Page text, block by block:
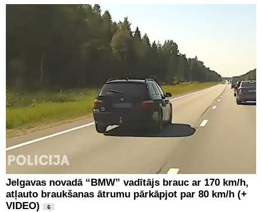
Jelgavas novadā “BMW” vadītājs brauc ar 170 km/h,
atļauto braukšanas ātrumu pārkāpjot par 80 km/h (+
VIDEO)
6